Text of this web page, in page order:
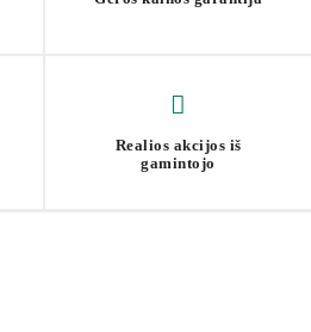
Realios akcijos iš
gamintojo